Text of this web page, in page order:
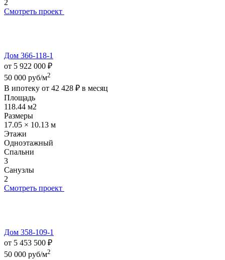
2
Смотреть проект
Дом 366-118-1
от 5 922 000 ₽
50 000 руб/м2
В ипотеку от 42 428 ₽ в месяц
Площадь
118.44 м2
Размеры
17.05 × 10.13 м
Этажи
Одноэтажный
Спальни
3
Санузлы
2
Смотреть проект
Дом 358-109-1
от 5 453 500 ₽
50 000 руб/м2